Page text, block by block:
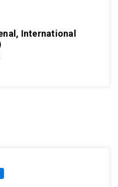
International